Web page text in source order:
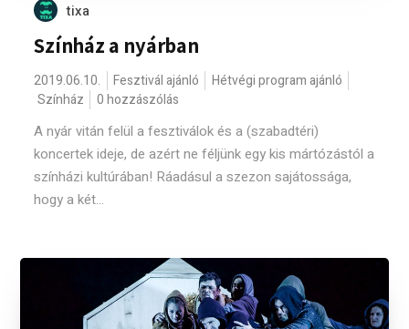
tixa
Színház a nyárban
2019.06.10. Fesztivál ajánló
Hétvégi program ajánló
Színház
0 hozzászólás
A nyár vitán felül a fesztiválok és a (szabadtéri)
koncertek ideje, de azért ne féljünk egy kis mártózástól a
színházi kultúrában! Ráadásul a szezon sajátossága,
hogy a két...